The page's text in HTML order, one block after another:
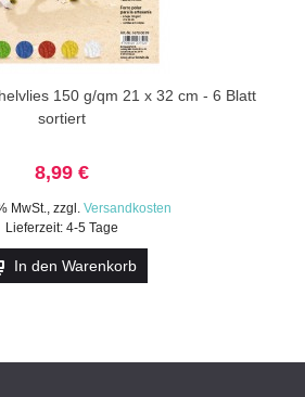
150 g/qm 21 x 32 cm - 6 Blatt
sortiert
8,99 €
MwSt., zzgl. Versandkosten
Lieferzeit: 4-5 Tage
In den Warenkorb